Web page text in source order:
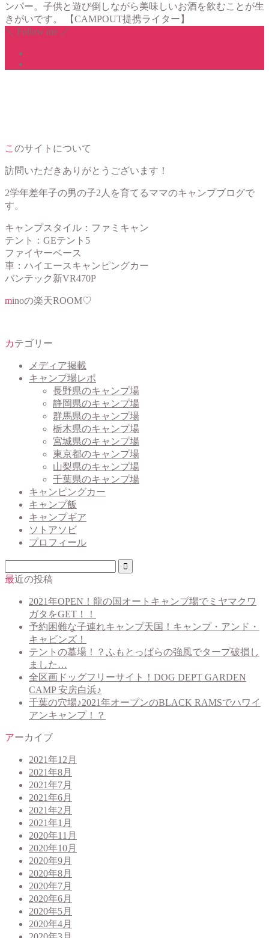
ンパー。子供と遊び倒しながら美味しいお酒を飲むことが生
きがいです。 【CAMPOUT提携ライター】
＼ Follow me ／
このサイトについて
訪問いただきありがとうございます！
2学年差年子の男の子2人を育てるママのキャンプブログで
す。
キャンプスタイル：ファミキャン
テント：GEテント5
ファイヤーベース
車：ハイエースキャンピングカー
バンテック新VR470P
minoの楽天ROOM♡
カテゴリー
メディア掲載
キャンプ場レポ
長野県のキャンプ場
静岡県のキャンプ場
群馬県のキャンプ場
栃木県のキャンプ場
宮城県のキャンプ場
東京都のキャンプ場
山梨県のキャンプ場
千葉県のキャンプ場
キャンピングカー
キャンプ飯
キャンプギア
ソトアソビ
プロフィール
最近の投稿
2021年OPEN！龍の国オートキャンプ場でミヤマクワ
ガタをGET！！
予約困難な子連れキャンプ天国！キャンプ・アンド・
キャビンズ！
テントの墓場！？ふもとっぱらの強風でタープ破損し
ました…
全区画ドッグフリーサイト！DOG DEPT GARDEN
CAMP 安房白浜♪
千葉の穴場♪2021年オープンのBLACK RAMSでハワイ
アンキャンプ！？
アーカイブ
2021年12月
2021年8月
2021年7月
2021年6月
2021年2月
2021年1月
2020年11月
2020年10月
2020年9月
2020年8月
2020年7月
2020年6月
2020年5月
2020年4月